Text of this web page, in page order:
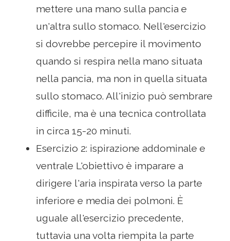
mettere una mano sulla pancia e
un'altra sullo stomaco. Nell'esercizio
si dovrebbe percepire il movimento
quando si respira nella mano situata
nella pancia, ma non in quella situata
sullo stomaco. All'inizio può sembrare
difficile, ma è una tecnica controllata
in circa 15-20 minuti.
Esercizio 2: ispirazione addominale e
ventrale L'obiettivo è imparare a
dirigere l'aria inspirata verso la parte
inferiore e media dei polmoni. È
uguale all'esercizio precedente,
tuttavia una volta riempita la parte